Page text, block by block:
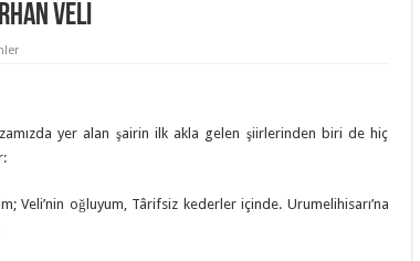
Veli
yer alan şairin ilk akla gelen şiirlerinden biri de hiç
Veli’nin oğluyum, Târifsiz kederler içinde. Urumelihisarı’na